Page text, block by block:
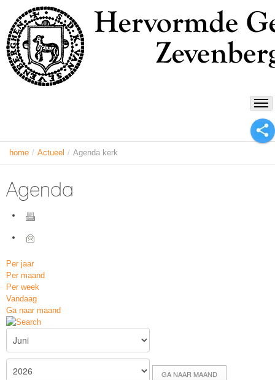
home / Actueel / Agenda kerk
Agenda
Per jaar
Per maand
Per week
Vandaag
Ga naar maand
GA NAAR MAAND